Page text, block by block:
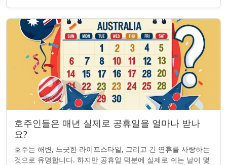
호주인들은 매년 실제로 공휴일을 얼마나 받나
요?
호주는 해변, 느긋한 라이프스타일, 그리고 긴 연휴를 사랑하는
것으로 유명합니다. 하지만 공휴일 덕분에 실제로 쉬는 날이 몇